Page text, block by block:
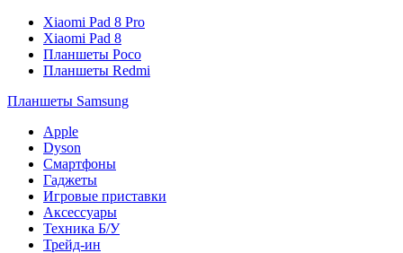
Xiaomi Pad 8 Pro
Xiaomi Pad 8
Планшеты Poco
Планшеты Redmi
Планшеты Samsung
Apple
Dyson
Смартфоны
Гаджеты
Игровые приставки
Аксессуары
Техника Б/У
Трейд-ин